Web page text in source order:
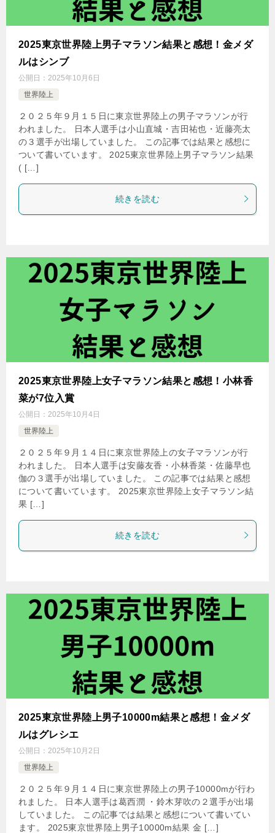
2025東京世界陸上男子マラソン結果と感想！金メダ
ルはシンブ
公開日： 2025年10月6日
世界陸上
２０２５年９月１５日に東京世界陸上の男子マラソンが行
われました。 日本人選手は小山直城・吉田祐也・近藤亮太
の３選手が出場していました。 この記事では結果と感想に
ついて書いています。 2025東京世界陸上男子マラソン結果
( […]
続きを読む
2025東京世界陸上女子マラソン結果と感想！小林香
菜が7位入賞
公開日： 2025年10月4日
世界陸上
２０２５年９月１４日に東京世界陸上の女子マラソンが行
われました。 日本人選手は安藤友香・小林香菜・佐藤早也
伽の３選手が出場していました。 この記事では結果と感想
について書いています。 2025東京世界陸上女子マラソン結
果 […]
続きを読む
2025東京世界陸上男子10000m結果と感想！金メダ
ルはグレシエ
公開日： 2025年10月2日
世界陸上
２０２５年９月１４日に東京世界陸上の男子10000mが行わ
れました。 日本人選手は葛西潤 ・鈴木芽吹の２選手が出場
していました。 この記事では結果と感想について書いてい
ます。 2025東京世界陸上男子10000m結果 金 […]